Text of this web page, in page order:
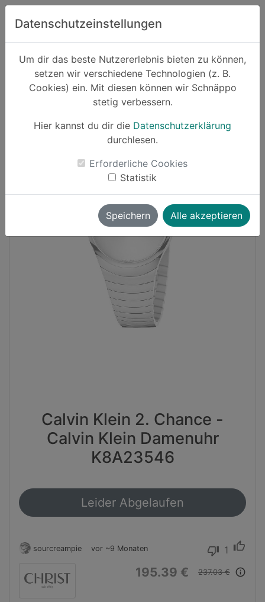
Zum Hauptinhalt springen
Datenschutzeinstellungen
Um dir das beste Nutzererlebnis bieten zu können,
setzen wir verschiedene Technologien (z. B.
Cookies) ein. Mit diesen können wir Schnäppo
stetig verbessern.
Hier kannst du dir die Datenschutzerklärung
durchlesen.
Erforderliche Cookies
Statistik
Speichern Alle akzeptieren
Suchen
Schnäppchen
Cashback
Calvin Klein 2. Chance -
Calvin Klein Damenuhr
K8A23546
Leider Abgelaufen
sourcreampie vor ~9 Monaten thumb_down 1 thumb_up
195.39 € 237.03 € info_outline